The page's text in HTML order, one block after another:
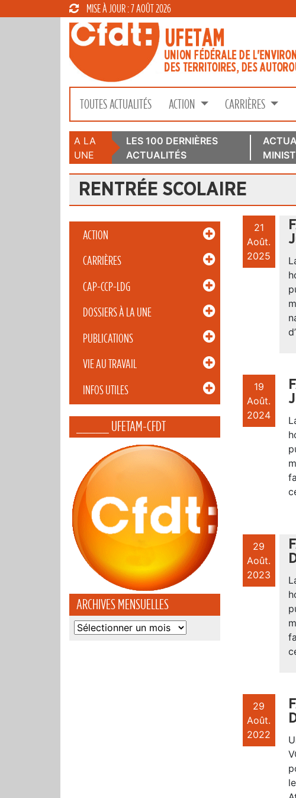
MISE À JOUR : 7 AOÛT 2026
TOUTES ACTUALITÉS ACTION CARRIÈRES
A LA
UNE
LES 100 DERNIÈRES
ACTUALITÉS
RENTRÉE SCOLAIRE
ACTION
CARRIÈRES
CAP-CCP-LDG
DOSSIERS À LA UNE
PUBLICATIONS
VIE AU TRAVAIL
INFOS UTILES
_____ UFETAM-CFDT
ARCHIVES MENSUELLES
Archives
21
Août.
2025
19
Août.
2024
29
Août.
2023
29
Août.
2022